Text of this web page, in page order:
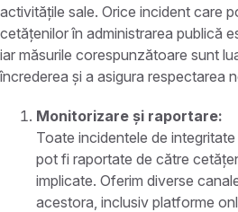
activitățile sale. Orice incident care
cetățenilor în administrarea publică
iar măsurile corespunzătoare sunt
încrederea și a asigura respectarea
Monitorizare și raportare:
Toate incidentele de
pot fi raportate de către
implicate. Oferim diverse
acestora, inclusiv platforme